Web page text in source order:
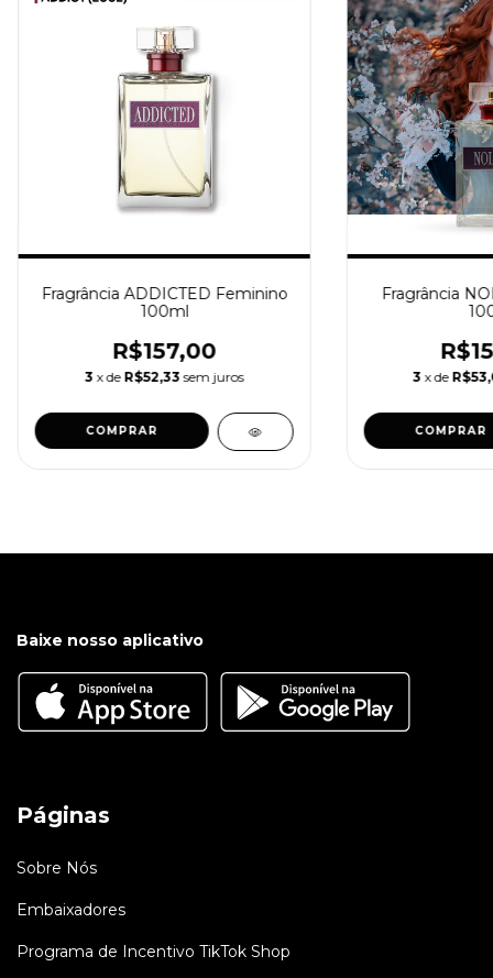
Fragrância ADDICTED Feminino
100ml
R$157,00
3 x de R$52,33 sem juros
COMPRAR
Fragrância
3 x de
COMPRAR
Baixe nosso aplicativo
Páginas
Sobre Nós
Embaixadores
Programa de Incentivo TikTok Shop